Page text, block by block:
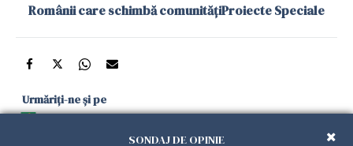
Românii care schimbă comunitățiProiecte Speciale
Urmăriți-ne și pe
SONDAJ DE OPINIE